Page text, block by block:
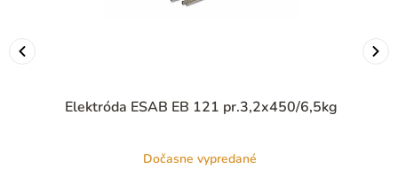
Elektróda ESAB EB 121 pr.3,2x450/6,5kg
Dočasne vypredané